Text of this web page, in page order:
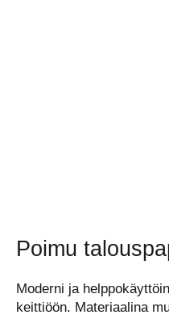
Poimu
Moderni ja
keittiöön. Materiaalina